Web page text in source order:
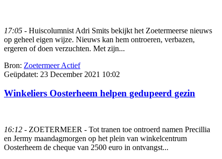
17:05 - Huiscolumnist Adri Smits bekijkt het Zoetermeerse nieuws
op geheel eigen wijze. Nieuws kan hem ontroeren, verbazen,
ergeren of doen verzuchten. Met zijn...
Bron: Zoetermeer Actief
Geüpdatet: 23 December 2021 10:02
Winkeliers Oosterheem helpen gedupeerd gezin
16:12 - ZOETERMEER - Tot tranen toe ontroerd namen Precillia
en Jermy maandagmorgen op het plein van winkelcentrum
Oosterheem de cheque van 2500 euro in ontvangst...